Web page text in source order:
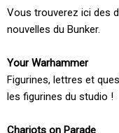
Vous trouverez ici des
nouvelles du Bunker.
Your Warhammer
Figurines, lettres et
les figurines du studio !
Chariots on Parade